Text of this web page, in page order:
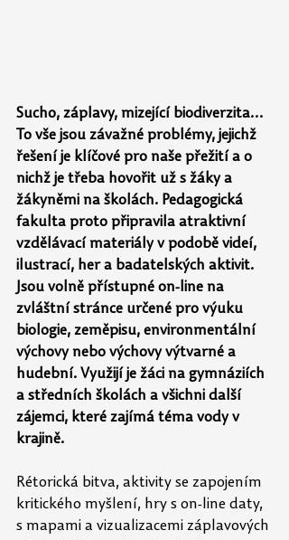
Sucho, záplavy, mizející biodiverzita…
To vše jsou závažné problémy, jejichž
řešení je klíčové pro naše přežití a o
nichž je třeba hovořit už s žáky a
žákyněmi na školách. Pedagogická
fakulta proto připravila atraktivní
vzdělávací materiály v podobě videí,
ilustrací, her a badatelských aktivit.
Jsou volně přístupné on-line na
zvláštní stránce určené pro výuku
biologie, zeměpisu, environmentální
výchovy nebo výchovy výtvarné a
hudební. Využijí je žáci na gymnáziích
a středních školách a všichni další
zájemci, které zajímá téma vody v
krajině.
Rétorická bitva, aktivity se zapojením
kritického myšlení, hry s on-line daty,
s mapami a vizualizacemi záplavových